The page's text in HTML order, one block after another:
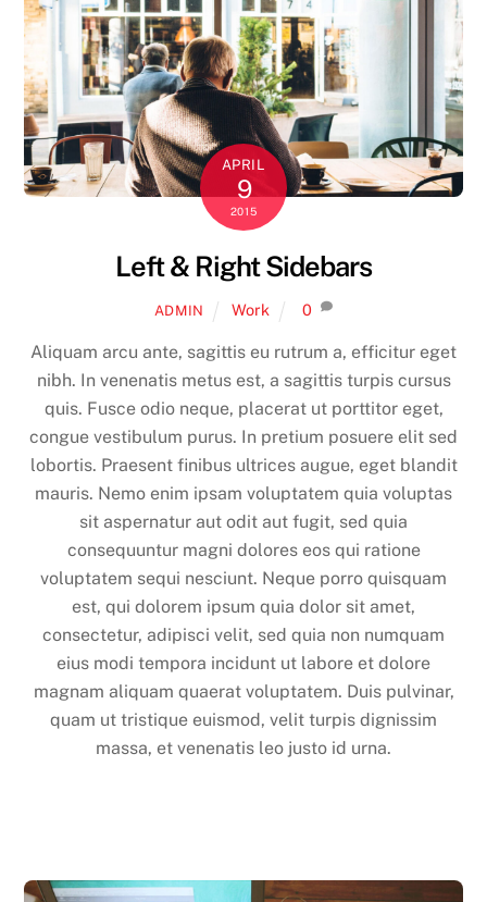
APRIL
9
2015
Left & Right Sidebars
ADMIN Work 0
Aliquam arcu ante, sagittis eu rutrum a, efficitur eget
nibh. In venenatis metus est, a sagittis turpis cursus
quis. Fusce odio neque, placerat ut porttitor eget,
congue vestibulum purus. In pretium posuere elit sed
lobortis. Praesent finibus ultrices augue, eget blandit
mauris. Nemo enim ipsam voluptatem quia voluptas
sit aspernatur aut odit aut fugit, sed quia
consequuntur magni dolores eos qui ratione
voluptatem sequi nesciunt. Neque porro quisquam
est, qui dolorem ipsum quia dolor sit amet,
consectetur, adipisci velit, sed quia non numquam
eius modi tempora incidunt ut labore et dolore
magnam aliquam quaerat voluptatem. Duis pulvinar,
quam ut tristique euismod, velit turpis dignissim
massa, et venenatis leo justo id urna.